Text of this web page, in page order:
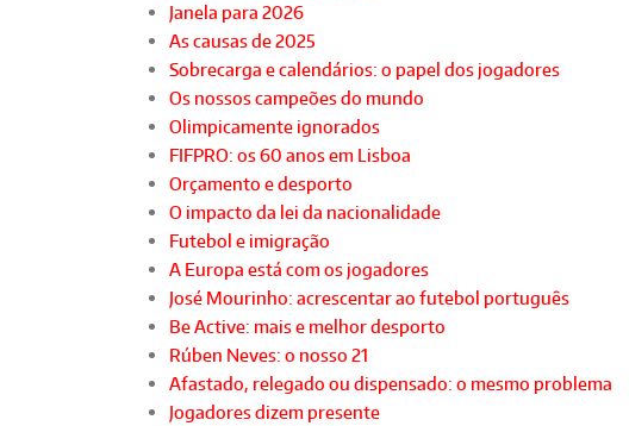
Janela para 2026
As causas de 2025
Sobrecarga e calendários: o papel dos jogadores
Os nossos campeões do mundo
Olimpicamente ignorados
FIFPRO: os 60 anos em Lisboa
Orçamento e desporto
O impacto da lei da nacionalidade
Futebol e imigração
A Europa está com os jogadores
José Mourinho: acrescentar ao futebol português
Be Active: mais e melhor desporto
Rúben Neves: o nosso 21
Afastado, relegado ou dispensado: o mesmo problema
Jogadores dizem presente